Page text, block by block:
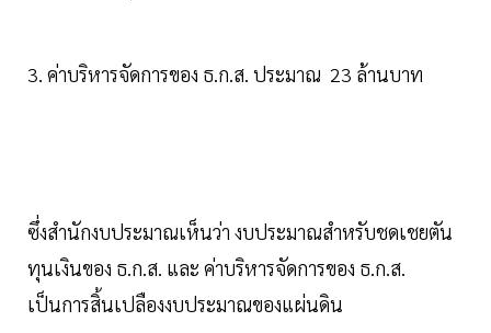
3. ค่าบริหารจัดการของ ธ.ก.ส. ประมาณ 23 ล้านบาท
ซึ่งสำนักงบประมาณเห็นว่า งบประมาณสำหรับชดเชยตัน
ทุนเงินของ ธ.ก.ส. และ ค่าบริหารจัดการของ ธ.ก.ส.
เป็นการสิ้นเปลืองงบประมาณของแผ่นดิน